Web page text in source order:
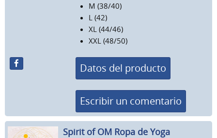
M (38/40)
L (42)
XL (44/46)
XXL (48/50)
Datos del producto
Escribir un comentario
Spirit of OM Ropa de Yoga